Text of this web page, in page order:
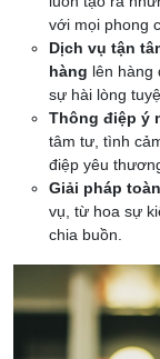
với mọi phong
Dịch vụ tận
hàng lên hàng
sự hài lòng
Thông điệp ý
tâm tư, tình
điệp yêu
Giải pháp
vụ, từ hoa sự
chia buồn.